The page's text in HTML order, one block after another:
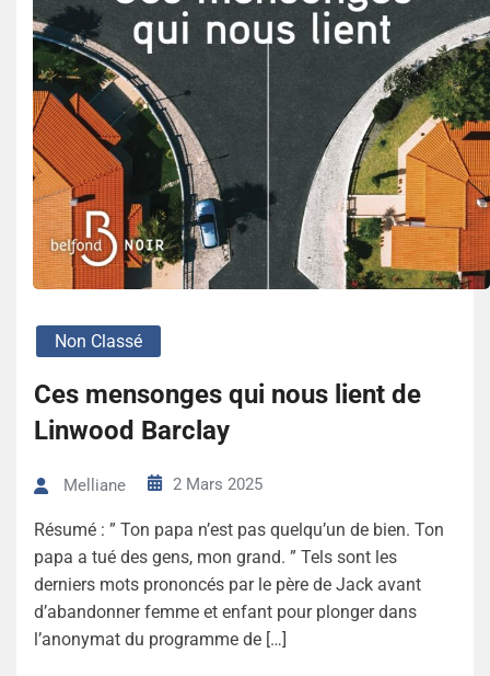
Non Classé
Ces mensonges qui nous lient de
Linwood Barclay
Melliane 2 Mars 2025
Résumé : ” Ton papa n’est pas quelqu’un de bien. Ton
papa a tué des gens, mon grand. ” Tels sont les
derniers mots prononcés par le père de Jack avant
d’abandonner femme et enfant pour plonger dans
l’anonymat du programme de […]